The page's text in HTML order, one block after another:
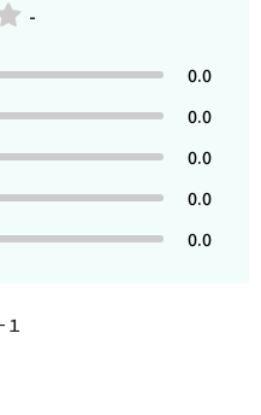
-
0.0
0.0
0.0
0.0
0.0